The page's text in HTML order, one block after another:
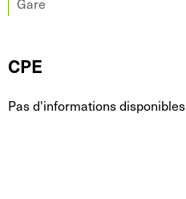
CPE
Pas d'informations disponibles